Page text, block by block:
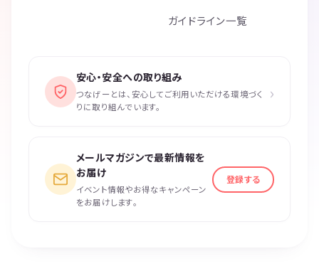
ガイドライン一覧
安心・安全への取り組み
つなげーとは、安心してご利用いただける環境づく
りに取り組んでいます。
›
メールマガジンで最新情報を
お届け
イベント情報やお得なキャンペーン
をお届けします。
登録する